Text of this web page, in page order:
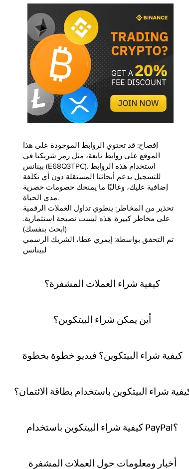
إفصاح: قد تحتوي الروابط الموجودة على هذا
الموقع على روابط تابعة، مثل رمز شريكنا في
بينانس (E68Q3TPC). استخدام هذه الروابط
للتسجيل يدعم أبحاثنا المستقلة دون أي تكلفة
إضافية عليك، وغالبًا ما يمنحك خصومات حصرية
مدى الحياة.
تحذير من المخاطر: ينطوي تداول العملات الرقمية
على مخاطر كبيرة. هذه ليست نصيحة استثمارية.
(ابحث بنفسك)
تم التحقق بواسطة: إيمري عطا، الشريك الرسمي
لبينانس
كيفية شراء العملات المشفرة؟
أين يمكن شراء البيتكوين؟
كيفية شراء البيتكوين؟ فيديو خطوة بخطوة
شراء البيتكوين باستخدام بطاقة الائتمان؟
كيفية شراء البيتكوين باستخدام PayPal؟
أخبار ومعلومات حول العملات المشفرة